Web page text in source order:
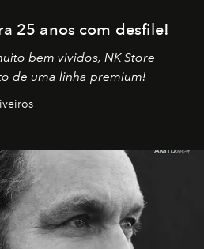
25 anos com desfile!
bem vividos, NK Store
de uma linha premium!